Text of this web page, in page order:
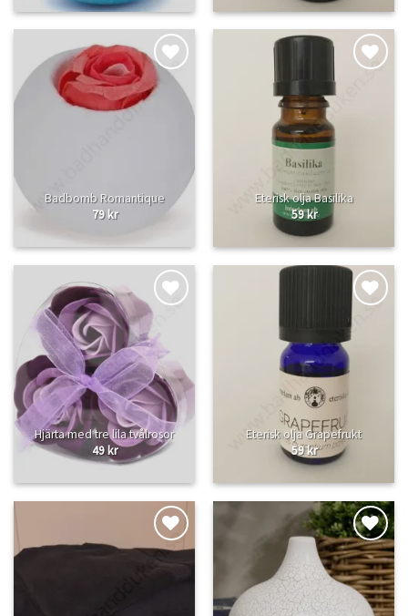
Badbomb Romantique
79kr
önskelistan
Eterisk olja Basilika
59kr
Lägg
till i
önskelistan
Hjärta med tre lila tvålrosor
49kr
till i
önskelistan
Eterisk olja Grapefrukt
59kr
Lägg
Lägg
till i
önskelistan